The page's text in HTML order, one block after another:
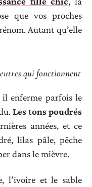
que vos proches
Autant qu’elle
qui fonctionnent
il enferme parfois le
Les tons poudrés
années, et ce
lilas pâle, pêche
dans le mièvre.
l’ivoire et le sable